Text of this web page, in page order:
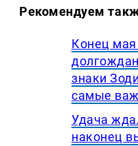
Рекомендуем
Конец
знаки
самые
Удача
наконец